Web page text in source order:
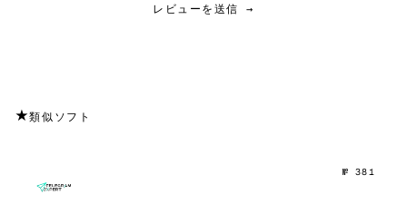
レビューを送信 →
★類似ソフト
№ 381